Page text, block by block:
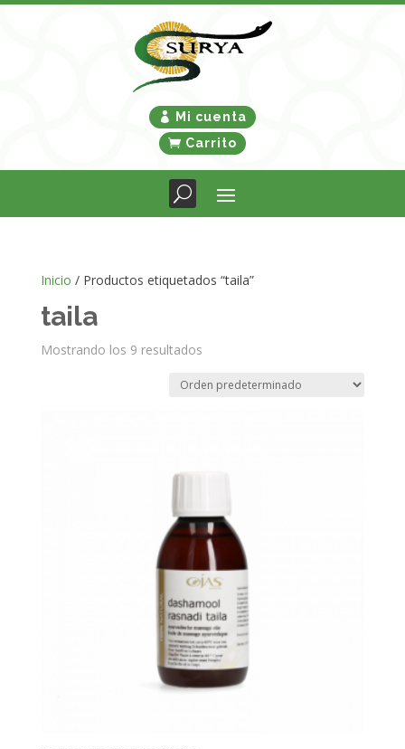
Mi cuenta
Carrito
Inicio / Productos etiquetados “taila”
taila
Mostrando los 9 resultados